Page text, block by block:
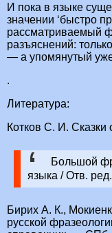
И пока в языке
значении ‘быстро
рассматриваемый
разъяснений:
— а упомянутый
.
Литература:
Котков С. И.
Большой
языка / Отв.
Бирих А. К.,
русской